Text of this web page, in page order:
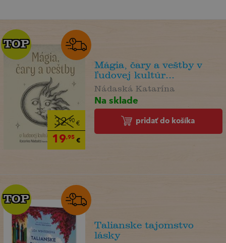
32,90€
19,95€
TOP
TOP
Mágia, čary a veštby v
ľudovej kultúr...
Nádaská Katarína
Na sklade
pridať do košíka
TOP
TOP
Talianske tajomstvo
lásky